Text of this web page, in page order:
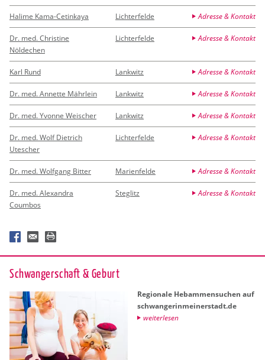
Halime Kama-Cetinkaya Lichterfelde Adresse & Kontakt
Dr. med. Christine
Nöldechen
Lichterfelde Adresse & Kontakt
Karl Rund Lankwitz Adresse & Kontakt
Dr. med. Annette Mährlein Lankwitz Adresse & Kontakt
Dr. med. Yvonne Weischer Lankwitz Adresse & Kontakt
Dr. med. Wolf Dietrich
Utescher
Lichterfelde Adresse & Kontakt
Dr. med. Wolfgang Bitter Marienfelde Adresse & Kontakt
Dr. med. Alexandra
Coumbos
Steglitz Adresse & Kontakt
Schwan­ger­schaft & Ge­burt
Re­gio­na­le Heb­am­men­su­chen auf
schwan­ge­rin­mei­ner­stadt.de
wei­ter­le­sen